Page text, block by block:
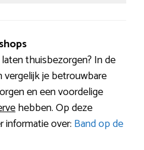
thuisbezorgen? In de
je betrouwbare
en een voordelige
hebben. Op deze
informatie over: Band op de